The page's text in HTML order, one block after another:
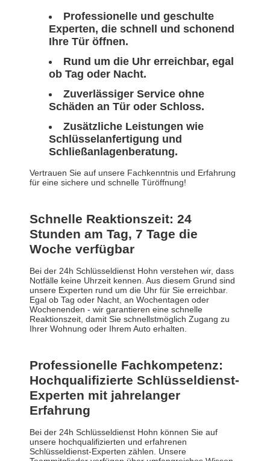
Professionelle und geschulte
Experten, die schnell und schonend
Ihre Tür öffnen.
Rund um die Uhr erreichbar, egal
ob Tag oder Nacht.
Zuverlässiger Service ohne
Schäden an Tür oder Schloss.
Zusätzliche Leistungen wie
Schlüsselanfertigung und
Schließanlagenberatung.
Vertrauen Sie auf unsere Fachkenntnis und Erfahrung
für eine sichere und schnelle Türöffnung!
Schnelle Reaktionszeit: 24
Stunden am Tag, 7 Tage die
Woche verfügbar
Bei der 24h Schlüsseldienst Hohn verstehen wir, dass
Notfälle keine Uhrzeit kennen. Aus diesem Grund sind
unsere Experten rund um die Uhr für Sie erreichbar.
Egal ob Tag oder Nacht, an Wochentagen oder
Wochenenden - wir garantieren eine schnelle
Reaktionszeit, damit Sie schnellstmöglich Zugang zu
Ihrer Wohnung oder Ihrem Auto erhalten.
Professionelle Fachkompetenz:
Hochqualifizierte Schlüsseldienst-
Experten mit jahrelanger
Erfahrung
Bei der 24h Schlüsseldienst Hohn können Sie auf
unsere hochqualifizierten und erfahrenen
Schlüsseldienst-Experten zählen. Unsere